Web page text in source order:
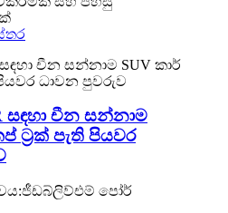
සඳහා චීන සන්නාම
ට්‍රක් පැති පියවර
ජීඩබ්ලිව්එම් පෝර්